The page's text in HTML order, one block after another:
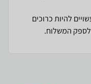
להיות כרוכים
המשלוח.